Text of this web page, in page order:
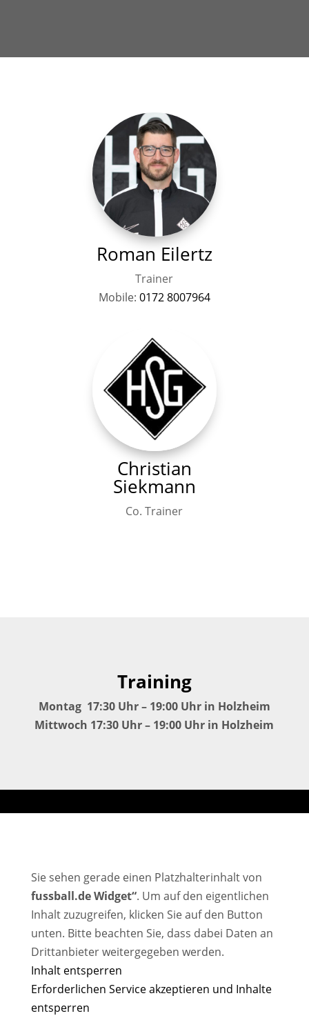
Roman Eilertz
Trainer
Mobile: 0172 8007964
Christian
Siekmann
Co. Trainer
Training
Montag 17:30 Uhr – 19:00 Uhr in Holzheim
Mittwoch 17:30 Uhr – 19:00 Uhr in Holzheim
Sie sehen gerade einen Platzhalterinhalt von
fussball.de Widget“. Um auf den eigentlichen
Inhalt zuzugreifen, klicken Sie auf den Button
unten. Bitte beachten Sie, dass dabei Daten an
Drittanbieter weitergegeben werden.
Inhalt entsperren
Erforderlichen Service akzeptieren und Inhalte
entsperren